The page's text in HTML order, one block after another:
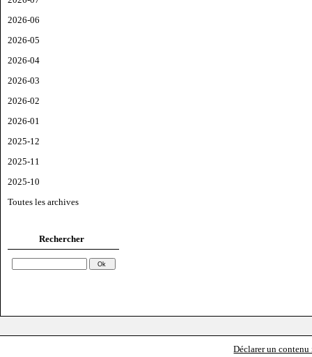
2026-06
2026-05
2026-04
2026-03
2026-02
2026-01
2025-12
2025-11
2025-10
Toutes les archives
Rechercher
Déclarer un